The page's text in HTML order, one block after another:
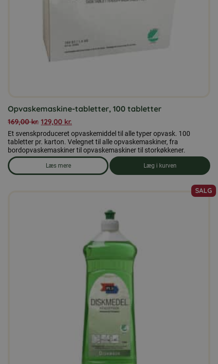
Opvaskemaskine-tabletter, 100 tabletter
169,00kr. 129,00 kr.
Et svenskproduceret opvaskemiddel til alle typer opvask. 100
tabletter pr. karton. Velegnet til alle opvaskemaskiner, fra
bordopvaskemaskiner til opvaskemaskiner til storkøkkener.
Læs mere
om produkten Opvaskemaskine-tabletter, 100 tabletter
Læg i kurven
SALG